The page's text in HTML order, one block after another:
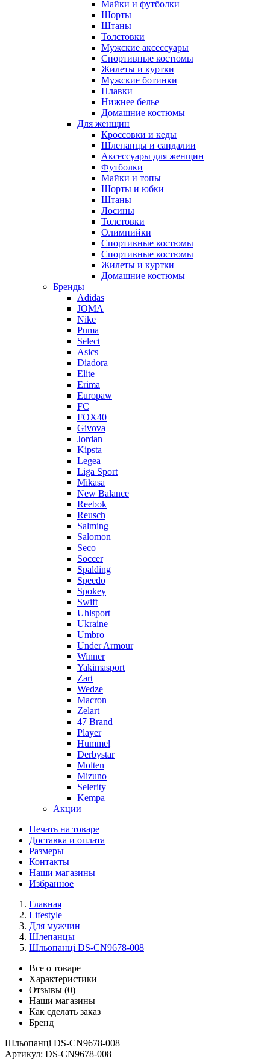
Майки и футболки
Шорты
Штаны
Толстовки
Мужские аксессуары
Спортивные костюмы
Жилеты и куртки
Мужские ботинки
Плавки
Нижнее белье
Домашние костюмы
Для женщин
Кроссовки и кеды
Шлепанцы и сандалии
Аксессуары для женщин
Футболки
Майки и топы
Шорты и юбки
Штаны
Лосины
Толстовки
Олимпийки
Спортивные костюмы
Спортивные костюмы
Жилеты и куртки
Домашние костюмы
Бренды
Adidas
JOMA
Nike
Puma
Select
Asics
Diadora
Elite
Erima
Europaw
FC
FOX40
Givova
Jordan
Kipsta
Legea
Liga Sport
Mikasa
New Balance
Reebok
Reusch
Salming
Salomon
Seco
Soccer
Spalding
Speedo
Spokey
Swift
Uhlsport
Ukraine
Umbro
Under Armour
Winner
Yakimasport
Zart
Wedze
Macron
Zelart
47 Brand
Player
Hummel
Derbystar
Molten
Mizuno
Selerity
Kempa
Акции
Печать на товаре
Доставка и оплата
Размеры
Контакты
Наши магазины
Избранное
Главная
Lifestyle
Для мужчин
Шлепанцы
Шльопанці DS-CN9678-008
Все о товаре
Характеристики
Отзывы (0)
Наши магазины
Как сделать заказ
Бренд
Шльопанці DS-CN9678-008
Артикул: DS-CN9678-008